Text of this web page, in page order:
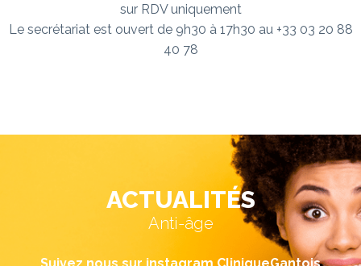
sur RDV uniquement
Le secrétariat est ouvert de 9h30 à 17h30 au +33 03 20 88
40 78
ACTUALITÉS
Anti-âge